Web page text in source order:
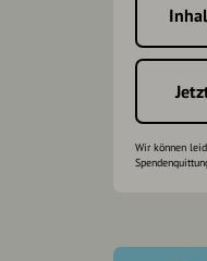
Wir können